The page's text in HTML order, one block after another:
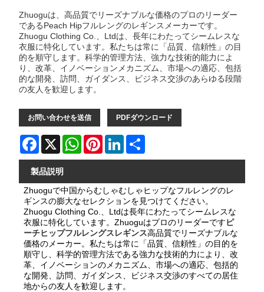
Zhuoguは、高品質でリーズナブルな価格のプロのリーダー
であるPeach Hipフルレングのレギンスメーカーです。
Zhuogu Clothing Co.、Ltdは、長年にわたってシームレスな
衣服に特化しています。私たちは常に「品質、信頼性」の目
的を順守します。科学的管理方法、強力な技術的能力によ
り、改革、イノベーションメカニズム、市場への適応、包括
的な開発、訪問、ガイダンス、ビジネス交渉のあらゆる段階
の友人を歓迎します。
お問い合わせを送信 PDFダウンロード
Facebook
X WhatsAppPinterestLinkedIn
製品説明
Zhuoguで中国からむしゃむしゃヒップなフルレングのレ
ギンスの膨大なセレクションを見つけてください。
Zhuogu Clothing Co.、Ltdは長年にわたってシームレスな
衣服に特化しています。Zhuoguはプロのリーダーですピ
ーチヒップフルレングスレギンス高品質でリーズナブルな
価格のメーカー。私たちは常に「品質、信頼性」の目的を
順守し、科学的管理方法である強力な技術的力により、改
革、イノベーションのメカニズム、市場への適応、包括的
な開発、訪問、ガイダンス、ビジネス交渉のすべての居住
地からの友人を歓迎します。